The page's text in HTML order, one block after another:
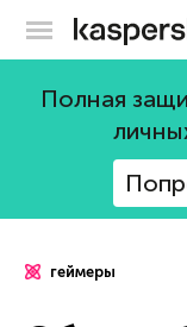
Полная
геймеры